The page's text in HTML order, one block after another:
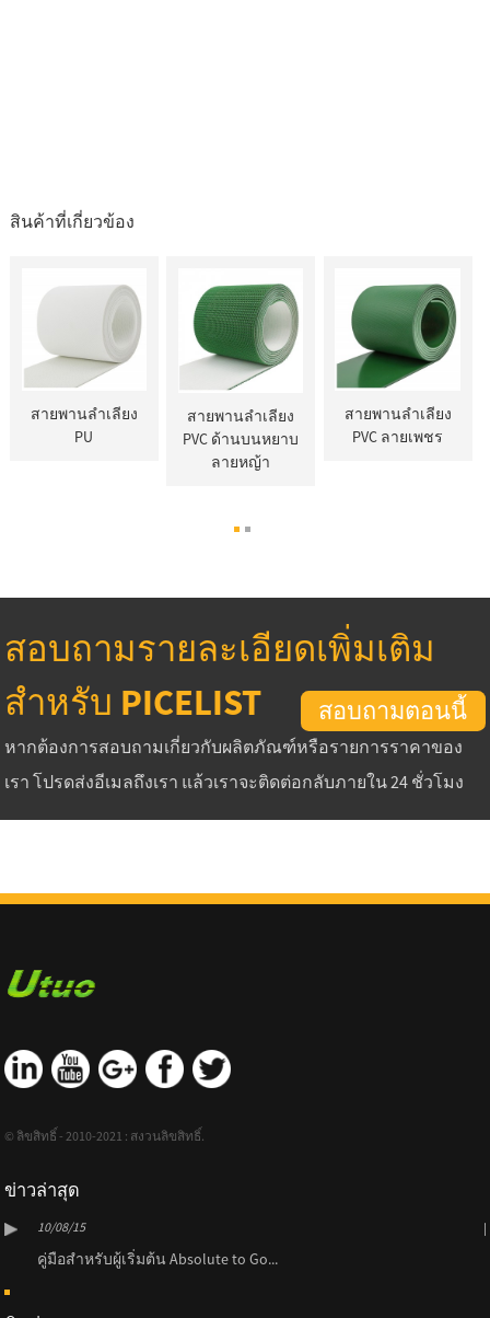
สินค้าที่เกี่ยวข้อง
สายพานลำเลียง
PU
สายพานลำเลียง
PVC ด้านบนหยาบ
ลายหญ้า
สายพานลำเลียง
PVC ลายเพชร
สอบถามรายละเอียดเพิ่มเติม
สำหรับ PICELIST
หากต้องการสอบถามเกี่ยวกับผลิตภัณฑ์หรือรายการราคาของ
เรา โปรดส่งอีเมลถึงเรา แล้วเราจะติดต่อกลับภายใน 24 ชั่วโมง
สอบถามตอนนี้
© ลิขสิทธิ์ - 2010-2021 : สงวนลิขสิทธิ์.
ข่าวล่าสุด
10/08/15
คู่มือสำหรับผู้เริ่มต้น Absolute to Go...